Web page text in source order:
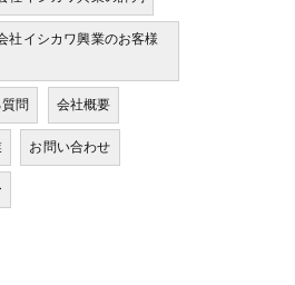
社イシカワ興業のお客様
問
会社概要
お問い合わせ